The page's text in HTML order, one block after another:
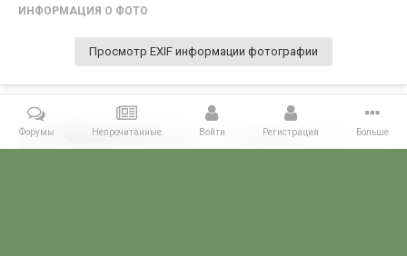
ИНФОРМАЦИЯ О ФОТО
Просмотр EXIF информации фотографии
Поделиться Подписчики 0
Форумы Непрочитанные Войти Регистрация Больше